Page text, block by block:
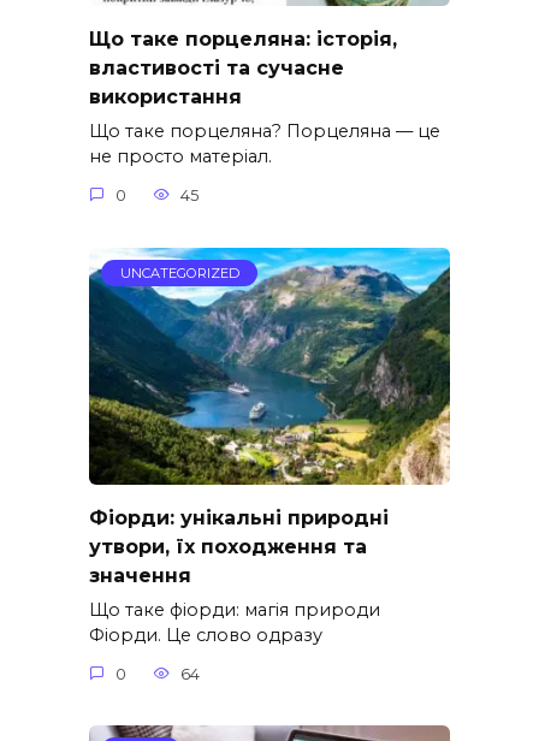
Що таке порцеляна: історія,
властивості та сучасне
використання
Що таке порцеляна? Порцеляна — це
не просто матеріал.
0 45
UNCATEGORIZED
Фіорди: унікальні природні
утвори, їх походження та
значення
Що таке фіорди: магія природи
Фіорди. Це слово одразу
0 64